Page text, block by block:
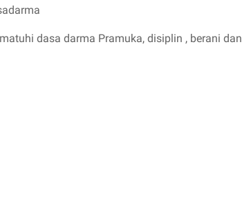
dasa darma Pramuka, disiplin , berani dan